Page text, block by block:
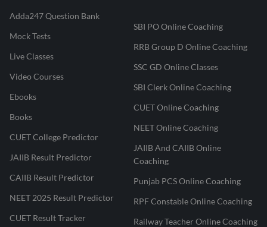
Adda247 Question Bank
Mock Tests
Live Classes
Video Courses
Ebooks
Books
CUET College Predictor
JAIIB Result Predictor
CAIIB Result Predictor
NEET 2025 Result Predictor
CUET Result Tracker
SBI PO Online Coaching
RRB Group D Online Coaching
SSC GD Online Classes
SBI Clerk Online Coaching
CUET Online Coaching
NEET Online Coaching
JAIIB And CAIIB Online
Coaching
Punjab PCS Online Coaching
RPF Constable Online Coaching
Railway Teacher Online Coaching